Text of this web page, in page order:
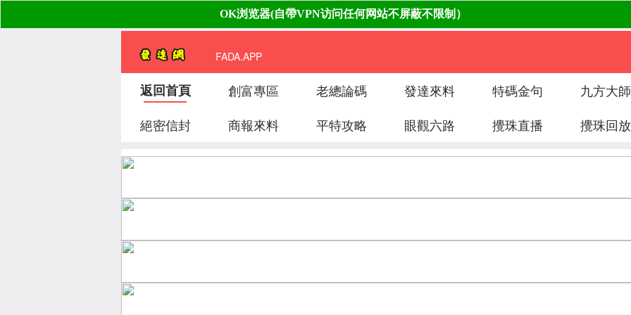
FADA.APP
返回首頁 創富專區 老總論碼 發達來料 特碼金句
九方大師
絕密信封
商報來料 平特攻略 眼觀六路 攪珠直播 攪珠回放